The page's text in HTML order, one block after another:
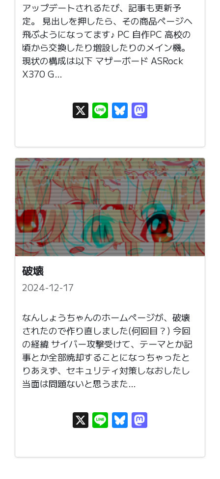
アップデートされるたび、記事も更新予
定。 見出しを押したら、その商品ページへ
飛ぶようになってます♪ PC 自作PC 高校の
頃から交換したり増設したりのメイン機。
現状の構成は以下 マザーボード ASRock
X370 G…
X Li
n
e
Bl
u
e
s
k
y
t
o
d
o
n
破壊
2024-12-17
なんしょうちゃんのホームページが、破壊
されたので作り直しました(何回目？) 今回
の経緯 サイバー攻撃受けて、テーマとか記
事とか全部焼却することになっちゃったと
りあえず、セキュリティ対策しなおしたし
当面は問題ないと思うまた…
X Li
e
Bl
e t